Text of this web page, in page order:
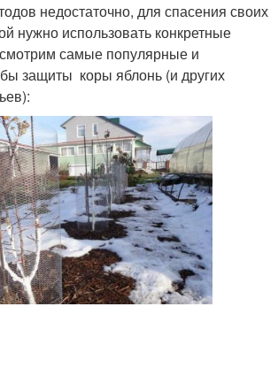
недостаточно, для спасения своих
нужно использовать конкретные
самые популярные и
защиты коры яблонь (и других